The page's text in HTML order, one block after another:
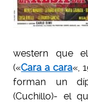
western que
(«Cara a cara«,
forman un
(Cuchillo)- el